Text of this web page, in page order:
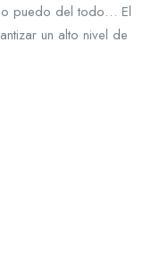
puedo del todo… El
un alto nivel de